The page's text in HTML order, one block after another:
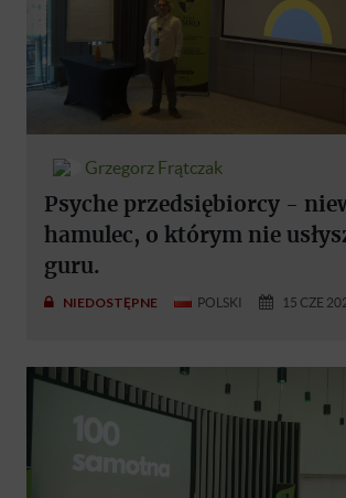
Grzegorz Frątczak
Psyche przedsiębiorcy -
hamulec, o którym nie
guru.
NIEDOSTĘPNE POLSKI 15 CZE